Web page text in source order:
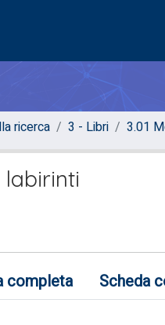
ricerca 3 - Libri 3.01
labirinti
completa Scheda